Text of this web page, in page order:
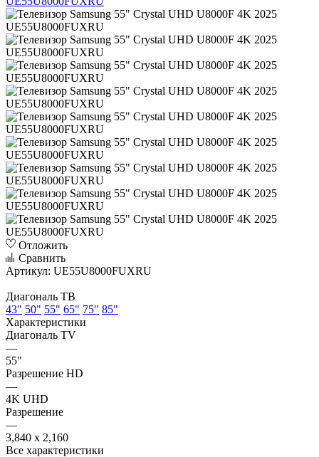
Отложить
Сравнить
Артикул: UE55U8000FUXRU
Диагональ ТВ
43" 50" 55" 65" 75" 85"
Характеристики
Диагональ TV
—
55"
Разрешение HD
—
4K UHD
Разрешение
—
3,840 x 2,160
Все характеристики